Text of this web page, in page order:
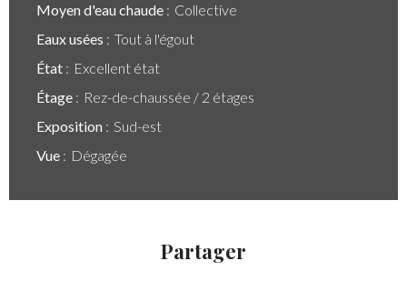
Moyen d'eau chaude
Collective
Eaux usées
Tout à l'égout
État
Excellent état
Étage
Rez-de-chaussée / 2 étages
Exposition
Sud-est
Vue
Dégagée
Partager